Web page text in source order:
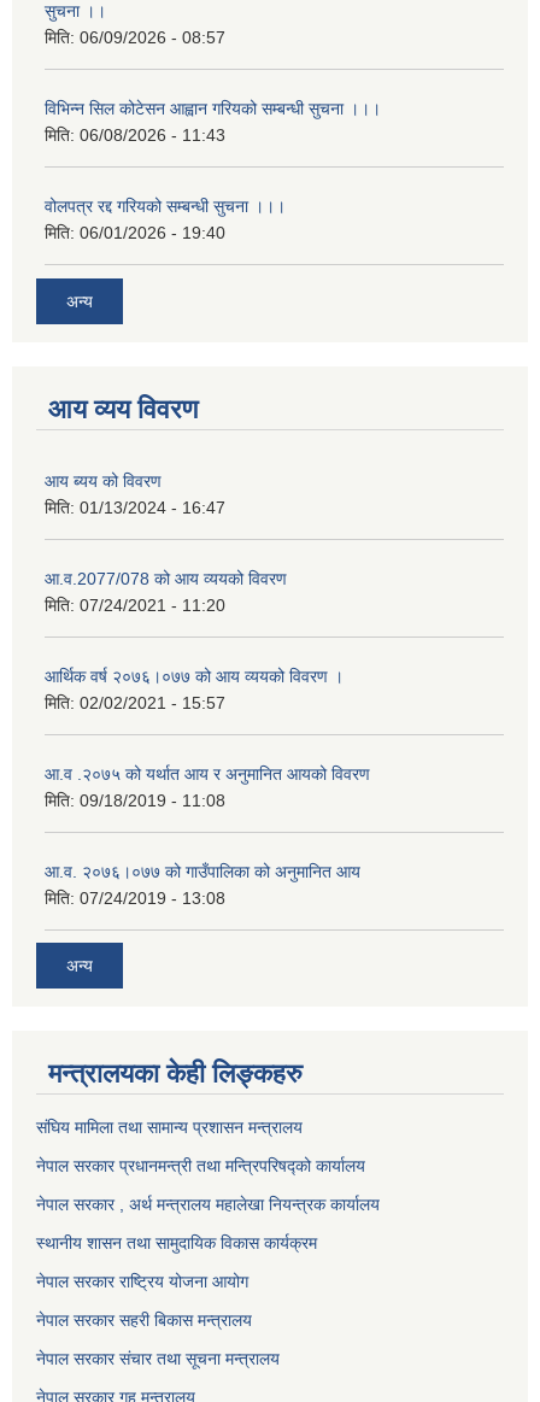
सुचना ।।
मिति: 06/09/2026 - 08:57
विभिन्न सिल कोटेसन आह्वान गरियको सम्बन्धी सुचना ।।।
मिति: 06/08/2026 - 11:43
वोलपत्र रद्द गरियको सम्बन्धी सुचना ।।।
मिति: 06/01/2026 - 19:40
अन्य
आय व्यय विवरण
आय ब्यय को विवरण
मिति: 01/13/2024 - 16:47
आ.व.2077/078 को आय व्ययको विवरण
मिति: 07/24/2021 - 11:20
आर्थिक वर्ष २०७६।०७७ को आय व्ययको विवरण ।
मिति: 02/02/2021 - 15:57
आ.व .२०७५ को यर्थात आय र अनुमानित आयको विवरण
मिति: 09/18/2019 - 11:08
आ.व. २०७६।०७७ को गाउँपालिका को अनुमानित आय
मिति: 07/24/2019 - 13:08
अन्य
मन्त्रालयका केही लिङ्कहरु
संघिय मामिला तथा सामान्य प्रशासन मन्त्रालय
नेपाल सरकार प्रधानमन्त्री तथा मन्त्रिपरिषद्को कार्यालय
नेपाल सरकार , अर्थ मन्त्रालय महालेखा नियन्त्रक कार्यालय
स्थानीय शासन तथा सामुदायिक विकास कार्यक्रम
नेपाल सरकार राष्ट्रिय योजना आयोग
नेपाल सरकार सहरी बिकास मन्त्रालय
नेपाल सरकार संचार तथा सूचना मन्त्रालय
नेपाल सरकार गृह मन्त्रालय